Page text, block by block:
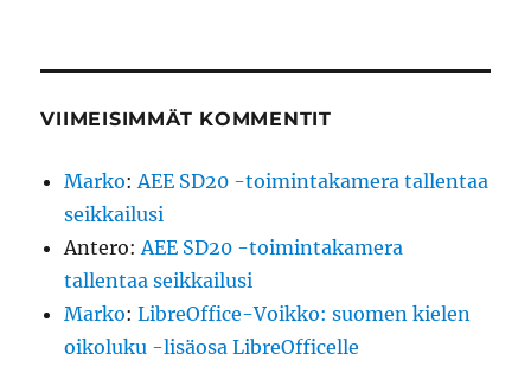
VIIMEISIMMÄT KOMMENTIT
Marko:AEE SD20 -toimintakamera tallentaa
seikkailusi
Antero:AEE SD20 -toimintakamera
tallentaa seikkailusi
Marko:LibreOffice-Voikko: suomen kielen
oikoluku -lisäosa LibreOfficelle